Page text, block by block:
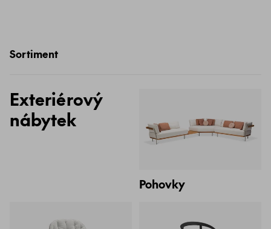
Sortiment
Exteriérový
nábytek
Pohovky